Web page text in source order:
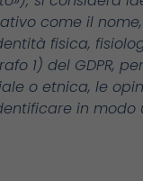
come il
fisica,
1) del GDPR,
o etnica, le
in modo